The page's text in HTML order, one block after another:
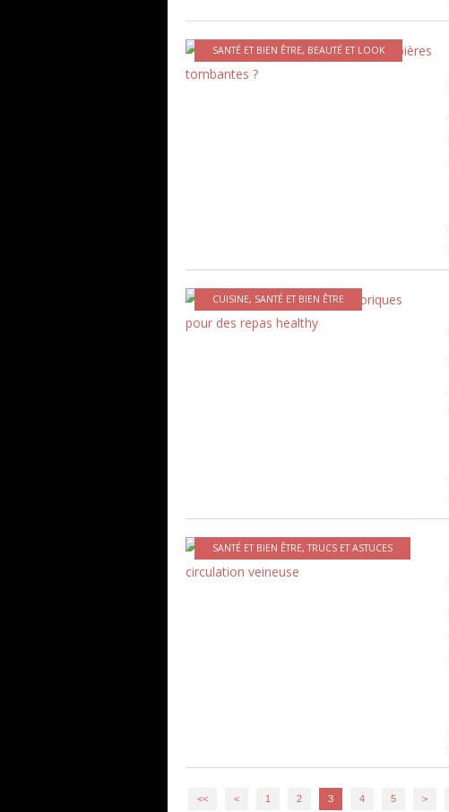
SANTÉ ET BIEN ÊTRE, BEAUTÉ ET LOOK
CUISINE, SANTÉ ET BIEN ÊTRE
SANTÉ ET BIEN ÊTRE,TRUCS ET ASTUCES
<< < 1 2 3 4 5 >